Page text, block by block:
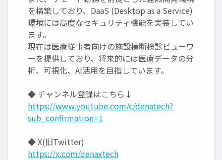
を構築しており、DaaS (Desktop as a Service)
環境には高度なセキュリティ機能を実装してい
ます。
現在は医療従事者向けの施設横断検診ビューワ
ーを提供しており、将来的には医療データの分
析、可視化、AI活用を目指しています。
◆ チャンネル登録はこちら↓
https://www.youtube.com/c/denatech?
sub_confirmation=1
◆ X(旧Twitter)
https://x.com/denaxtech